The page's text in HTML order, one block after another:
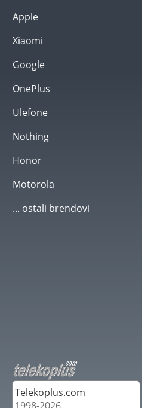
Apple
Xiaomi
Google
OnePlus
Ulefone
Nothing
Honor
Motorola
... ostali brendovi
Telekoplus.com
1998-2026.